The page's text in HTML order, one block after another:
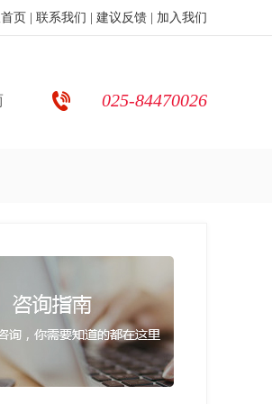
首页 联系我们 建议反馈 加入我们
025-84470026